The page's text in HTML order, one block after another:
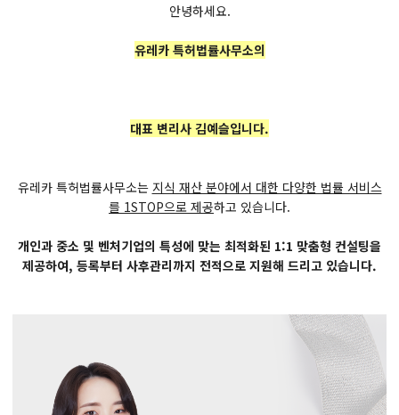
안녕하세요.
유레카 특허법률사무소의
대표 변리사 김예슬입니다.
유레카 특허법률사무소는 지식 재산 분야에서 대한 다양한 법률 서비스
를 1STOP으로 제공하고 있습니다.
개인과 중소 및 벤처기업의 특성에 맞는 최적화된 1:1 맞춤형 컨설팅을
제공하여, 등록부터 사후관리까지 전적으로 지원해 드리고 있습니다.